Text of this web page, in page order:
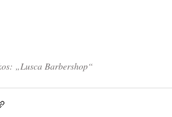
„Lusca Barbershop“